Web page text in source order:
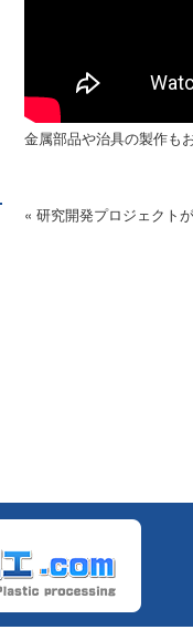
金属部品や治具の製作も
« 研究開発プロジェクト